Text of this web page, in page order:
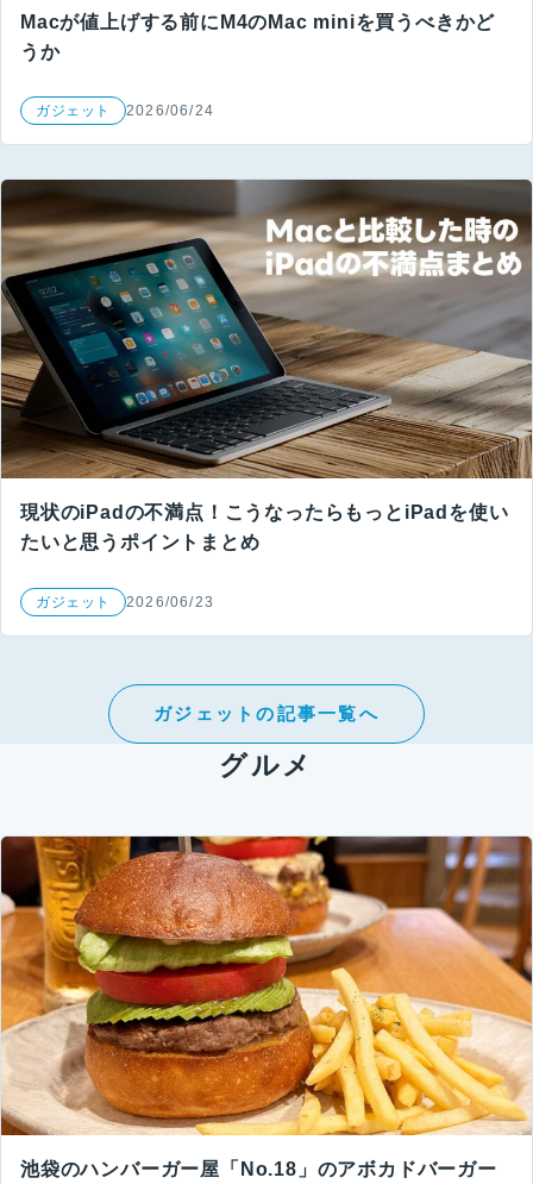
Macが値上げする前にM4のMac miniを買うべきかど
うか
ガジェット 2026/06/24
現状のiPadの不満点！こうなったらもっとiPadを使い
たいと思うポイントまとめ
ガジェット 2026/06/23
ガジェットの記事一覧へ
グルメ
池袋のハンバーガー屋「No.18」のアボカドバーガー